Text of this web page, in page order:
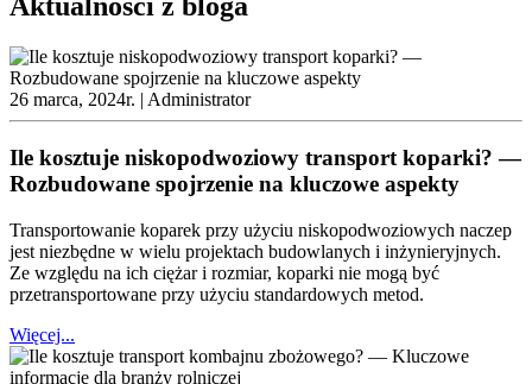
Aktualności z bloga
26 marca, 2024r. | Administrator
Ile kosztuje niskopodwoziowy transport koparki? —
Rozbudowane spojrzenie na kluczowe aspekty
Transportowanie koparek przy użyciu niskopodwoziowych naczep
jest niezbędne w wielu projektach budowlanych i inżynieryjnych.
Ze względu na ich ciężar i rozmiar, koparki nie mogą być
przetransportowane przy użyciu standardowych metod.
Więcej...